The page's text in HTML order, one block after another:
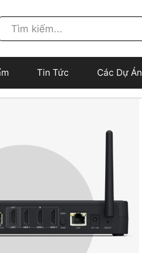
Tin Tức Các Dự Án